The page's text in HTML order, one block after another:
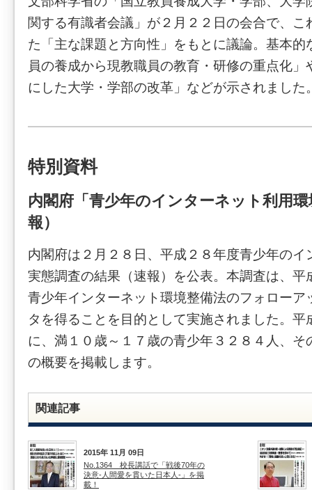
関する有識者会議」が２月２２日の会合で、こ
た「主な課題と方向性」をもとに議論。基本的
員の養成から現教職員の教育・研修の重点化」
にした大学・学部の改革」などが示されました
特別資料
内閣府「青少年のインターネット利用
報）
内閣府は２月２８日、平成２８年度青少年のイ
実態調査の結果（速報）を公表。本調査は、平
青少年インターネット環境整備法のフォローア
タを得ることを目的として実施されました。平
に、満１０歳～１７歳の青少年３２８４人、そ
の概要を掲載します。
関連記事
2015年 11月 09日
No.1364 校長講話で「戦後70年の
決意-人間愛を貫いた日本人-」を掲
載！